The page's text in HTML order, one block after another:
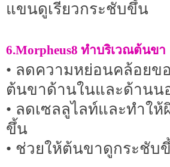
แขนดูเรียวกระชับขึ้น
6.Morpheus8 ทำบริเวณต้นขา
• ลดความหย่อนคล้อยข
ต้นขาด้านในและด้านน
• ลดเซลลูไลท์และทำให้
ขึ้น
• ช่วยให้ต้นขาดูกระชับ